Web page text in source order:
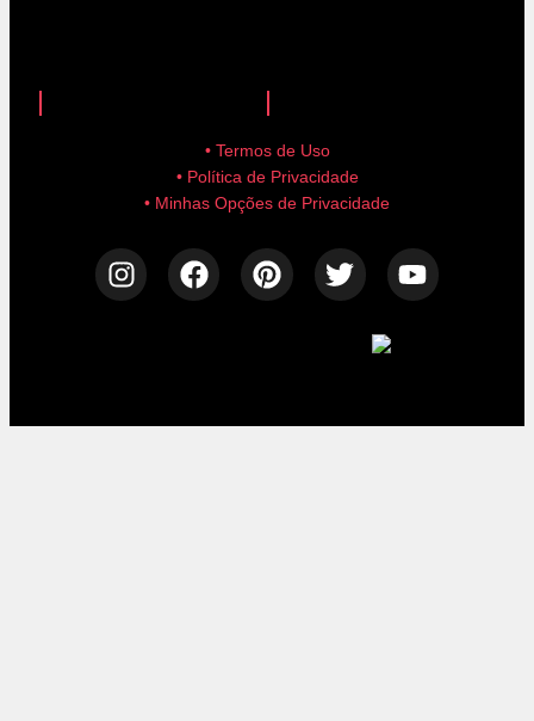
• Termos de Uso
• Política de Privacidade
• Minhas Opções de Privacidade